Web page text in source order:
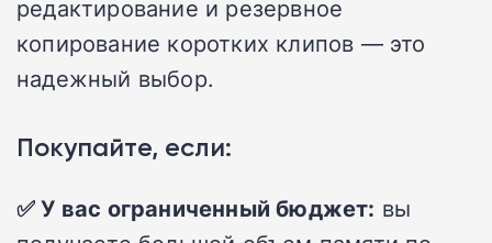
редактирование и резервное
копирование коротких клипов — это
надежный выбор.
Покупайте, если:
✅ У вас ограниченный бюджет: вы